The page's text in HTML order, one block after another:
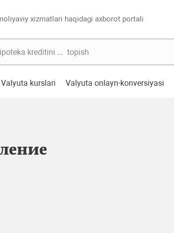
xizmatlari haqidagi axborot portali
Valyuta kurslari Valyuta onlayn-konversiyasi